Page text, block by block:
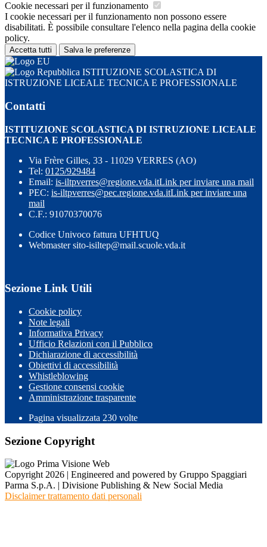
Cookie necessari per il funzionamento
I cookie necessari per il funzionamento non possono essere
disabilitati. È possibile consultare l'elenco nella pagina della cookie
policy.
Accetta tutti Salva le preferenze
ISTITUZIONE SCOLASTICA DI
ISTRUZIONE LICEALE TECNICA E PROFESSIONALE
Contatti
ISTITUZIONE SCOLASTICA DI ISTRUZIONE LICEALE
TECNICA E PROFESSIONALE
Via Frère Gilles, 33 - 11029 VERRES (AO)
Tel: 0125/929484
Email: is-iltpverres@regione.vda.itLink per inviare una mail
PEC: is-iltpverres@pec.regione.vda.itLink per inviare una
mail
C.F.: 91070370076
Codice Univoco fattura UFHTUQ
Webmaster sito-isiltep@mail.scuole.vda.it
Sezione Link Utili
Cookie policy
Note legali
Informativa Privacy
Ufficio Relazioni con il Pubblico
Dichiarazione di accessibilità
Obiettivi di accessibilità
Whistleblowing
Gestione consensi cookie
Amministrazione trasparente
Pagina visualizzata 230 volte
Sezione Copyright
Copyright 2026 | Engineered and powered by Gruppo Spaggiari
Parma S.p.A. | Divisione Publishing & New Social Media
Disclaimer trattamento dati personali